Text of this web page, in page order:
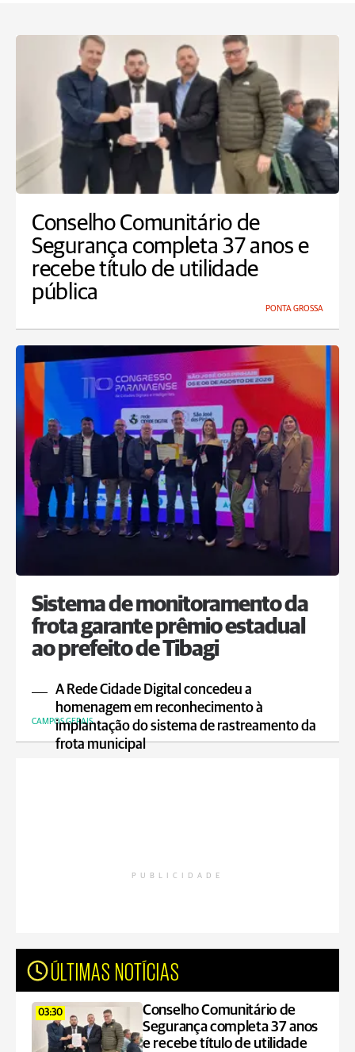
Conselho Comunitário de
Segurança completa 37 anos e
recebe título de utilidade
pública
PONTA GROSSA
Sistema de monitoramento da
frota garante prêmio estadual
ao prefeito de Tibagi
A Rede Cidade Digital concedeu a
homenagem em reconhecimento à
implantação do sistema de rastreamento da
frota municipal
CAMPOS GERAIS
PUBLICIDADE
ÚLTIMAS NOTÍCIAS
03:30
Conselho Comunitário de
Segurança completa 37 anos
e recebe título de utilidade